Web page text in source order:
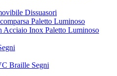
Dissuasori
Paletto Luminoso
Acciaio Inox Paletto Luminoso
Braille Segni